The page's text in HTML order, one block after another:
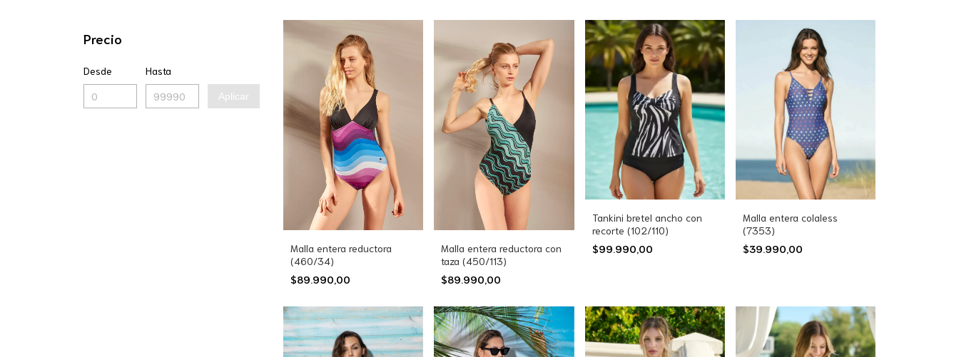
Precio
Desde Hasta
Aplicar
Malla entera reductora
(460/34)
$89.990,00
Malla entera reductora con
taza (450/113)
$89.990,00
Tankini bretel ancho con
recorte (102/110)
$99.990,00
Malla entera colaless
(7353)
$39.990,00